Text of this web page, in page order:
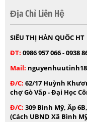
Địa Chỉ Liên Hệ
SIÊU THỊ HÀN QUỐC HT
ĐT: 0986 957 066 - 0938
Mail:
Đ/C: 62/17 Huỳnh
chợ Gò Vấp - Đại Học
Đ/C: 309 Bình Mỹ, Ấp
(Cách UBND Xã Bình